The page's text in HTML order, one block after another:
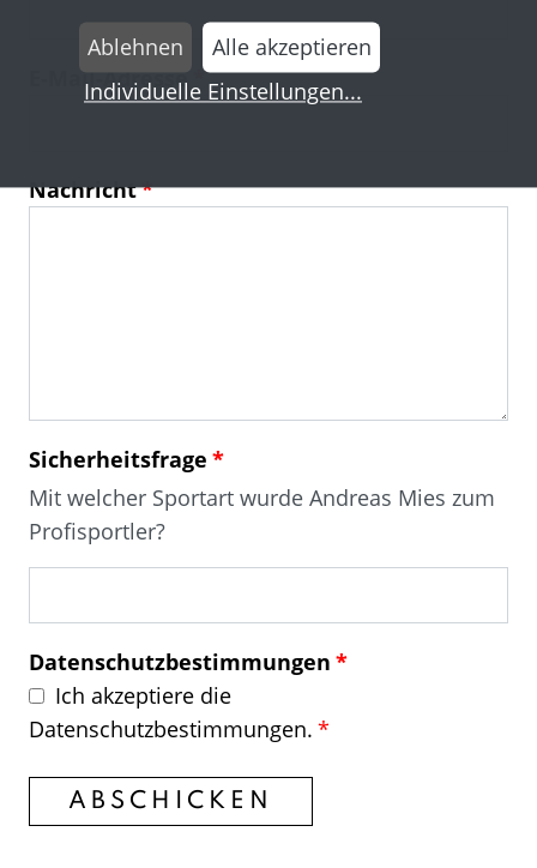
E-Mail-Adresse
Nachricht
Sicherheitsfrage
Mit welcher Sportart wurde Andreas Mies zum
Profisportler?
Datenschutzbestimmungen
Ich akzeptiere die
Datenschutzbestimmungen.
ABSCHICKEN
Ablehnen
Alle akzeptieren
Individuelle Einstellungen...